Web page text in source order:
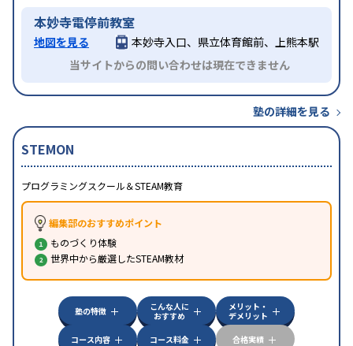
本妙寺電停前教室
地図を見る
本妙寺入口、県立体育館前、上熊本駅
当サイトからの問い合わせは現在できません
塾の詳細を見る
STEMON
プログラミングスクール＆STEAM教育
編集部のおすすめポイント
ものづくり体験
世界中から厳選したSTEAM教材
塾の特徴
こんな人に
おすすめ
メリット・
デメリット
コース内容
コース料金 合格実績